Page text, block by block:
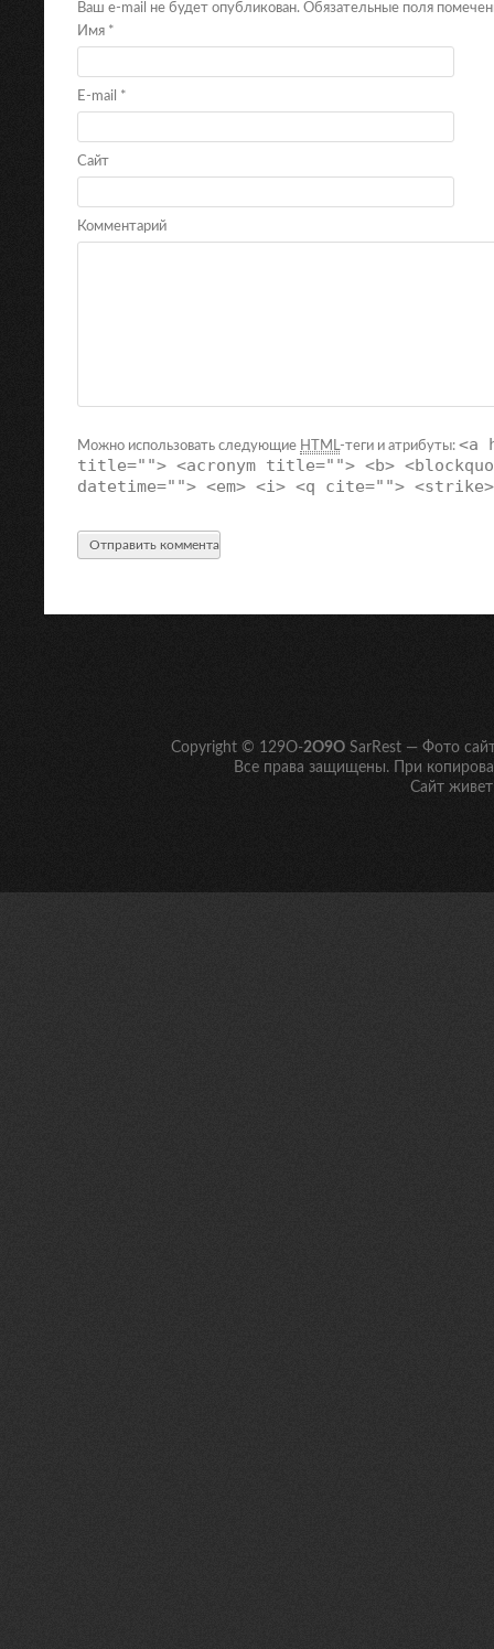
Ваш e-mail не будет опубликован. Обязательные поля
Имя *
E-mail *
Сайт
Комментарий
Можно использовать следующие HTML -теги и атрибуты: <a
title=""> <acronym title=""> <b>
datetime=""> <em> <i> <q cite="">
Copyright © 129O-2O9O SarRest — Фото
Все права защищены. При
Сайт живет